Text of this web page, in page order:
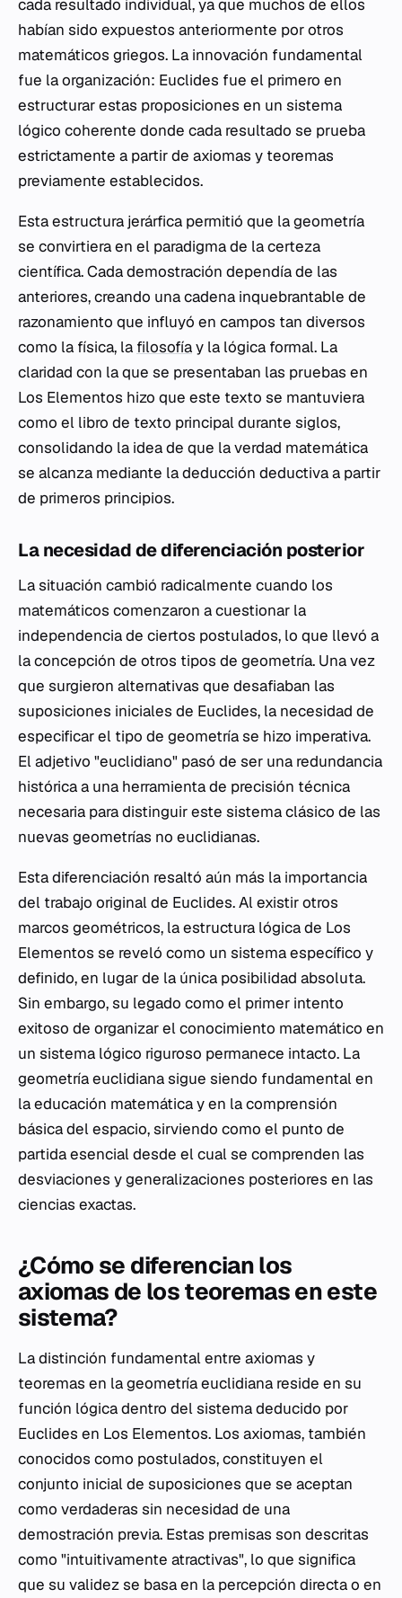
cada resultado individual, ya que muchos de ellos
habían sido expuestos anteriormente por otros
matemáticos griegos. La innovación fundamental
fue la organización: Euclides fue el primero en
estructurar estas proposiciones en un sistema
lógico coherente donde cada resultado se prueba
estrictamente a partir de axiomas y teoremas
previamente establecidos.
Esta estructura jerárfica permitió que la geometría
se convirtiera en el paradigma de la certeza
científica. Cada demostración dependía de las
anteriores, creando una cadena inquebrantable de
razonamiento que influyó en campos tan diversos
como la física, la filosofíay la lógica formal. La
claridad con la que se presentaban las pruebas en
Los Elementos hizo que este texto se mantuviera
como el libro de texto principal durante siglos,
consolidando la idea de que la verdad matemática
se alcanza mediante la deducción deductiva a partir
de primeros principios.
La necesidad de diferenciación posterior
La situación cambió radicalmente cuando los
matemáticos comenzaron a cuestionar la
independencia de ciertos postulados, lo que llevó a
la concepción de otros tipos de geometría. Una vez
que surgieron alternativas que desafiaban las
suposiciones iniciales de Euclides, la necesidad de
especificar el tipo de geometría se hizo imperativa.
El adjetivo "euclidiano" pasó de ser una redundancia
histórica a una herramienta de precisión técnica
necesaria para distinguir este sistema clásico de las
nuevas geometrías no euclidianas.
Esta diferenciación resaltó aún más la importancia
del trabajo original de Euclides. Al existir otros
marcos geométricos, la estructura lógica de Los
Elementos se reveló como un sistema específico y
definido, en lugar de la única posibilidad absoluta.
Sin embargo, su legado como el primer intento
exitoso de organizar el conocimiento matemático en
un sistema lógico riguroso permanece intacto. La
geometría euclidiana sigue siendo fundamental en
la educación matemática y en la comprensión
básica del espacio, sirviendo como el punto de
partida esencial desde el cual se comprenden las
desviaciones y generalizaciones posteriores en las
ciencias exactas.
¿Cómo se diferencian los
axiomas de los teoremas en este
sistema?
La distinción fundamental entre axiomas y
teoremas en la geometría euclidiana reside en su
función lógica dentro del sistema deducido por
Euclides en Los Elementos. Los axiomas, también
conocidos como postulados, constituyen el
conjunto inicial de suposiciones que se aceptan
como verdaderas sin necesidad de una
demostración previa. Estas premisas son descritas
como "intuitivamente atractivas", lo que significa
que su validez se basa en la percepción directa o en